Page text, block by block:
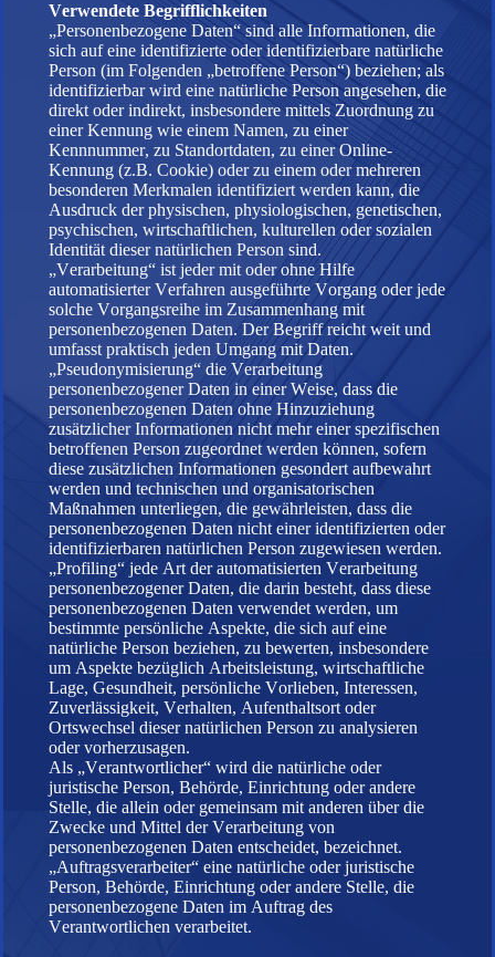
Verwendete Begrifflichkeiten
„Personenbezogene Daten“ sind alle Informationen, die
sich auf eine identifizierte oder identifizierbare natürliche
Person (im Folgenden „betroffene Person“) beziehen; als
identifizierbar wird eine natürliche Person angesehen, die
direkt oder indirekt, insbesondere mittels Zuordnung zu
einer Kennung wie einem Namen, zu einer
Kennnummer, zu Standortdaten, zu einer Online-
Kennung (z.B. Cookie) oder zu einem oder mehreren
besonderen Merkmalen identifiziert werden kann, die
Ausdruck der physischen, physiologischen, genetischen,
psychischen, wirtschaftlichen, kulturellen oder sozialen
Identität dieser natürlichen Person sind.
„Verarbeitung“ ist jeder mit oder ohne Hilfe
automatisierter Verfahren ausgeführte Vorgang oder jede
solche Vorgangsreihe im Zusammenhang mit
personenbezogenen Daten. Der Begriff reicht weit und
umfasst praktisch jeden Umgang mit Daten.
„Pseudonymisierung“ die Verarbeitung
personenbezogener Daten in einer Weise, dass die
personenbezogenen Daten ohne Hinzuziehung
zusätzlicher Informationen nicht mehr einer spezifischen
betroffenen Person zugeordnet werden können, sofern
diese zusätzlichen Informationen gesondert aufbewahrt
werden und technischen und organisatorischen
Maßnahmen unterliegen, die gewährleisten, dass die
personenbezogenen Daten nicht einer identifizierten oder
identifizierbaren natürlichen Person zugewiesen werden.
„Profiling“ jede Art der automatisierten Verarbeitung
personenbezogener Daten, die darin besteht, dass diese
personenbezogenen Daten verwendet werden, um
bestimmte persönliche Aspekte, die sich auf eine
natürliche Person beziehen, zu bewerten, insbesondere
um Aspekte bezüglich Arbeitsleistung, wirtschaftliche
Lage, Gesundheit, persönliche Vorlieben, Interessen,
Zuverlässigkeit, Verhalten, Aufenthaltsort oder
Ortswechsel dieser natürlichen Person zu analysieren
oder vorherzusagen.
Als „Verantwortlicher“ wird die natürliche oder
juristische Person, Behörde, Einrichtung oder andere
Stelle, die allein oder gemeinsam mit anderen über die
Zwecke und Mittel der Verarbeitung von
personenbezogenen Daten entscheidet, bezeichnet.
„Auftragsverarbeiter“ eine natürliche oder juristische
Person, Behörde, Einrichtung oder andere Stelle, die
personenbezogene Daten im Auftrag des
Verantwortlichen verarbeitet.